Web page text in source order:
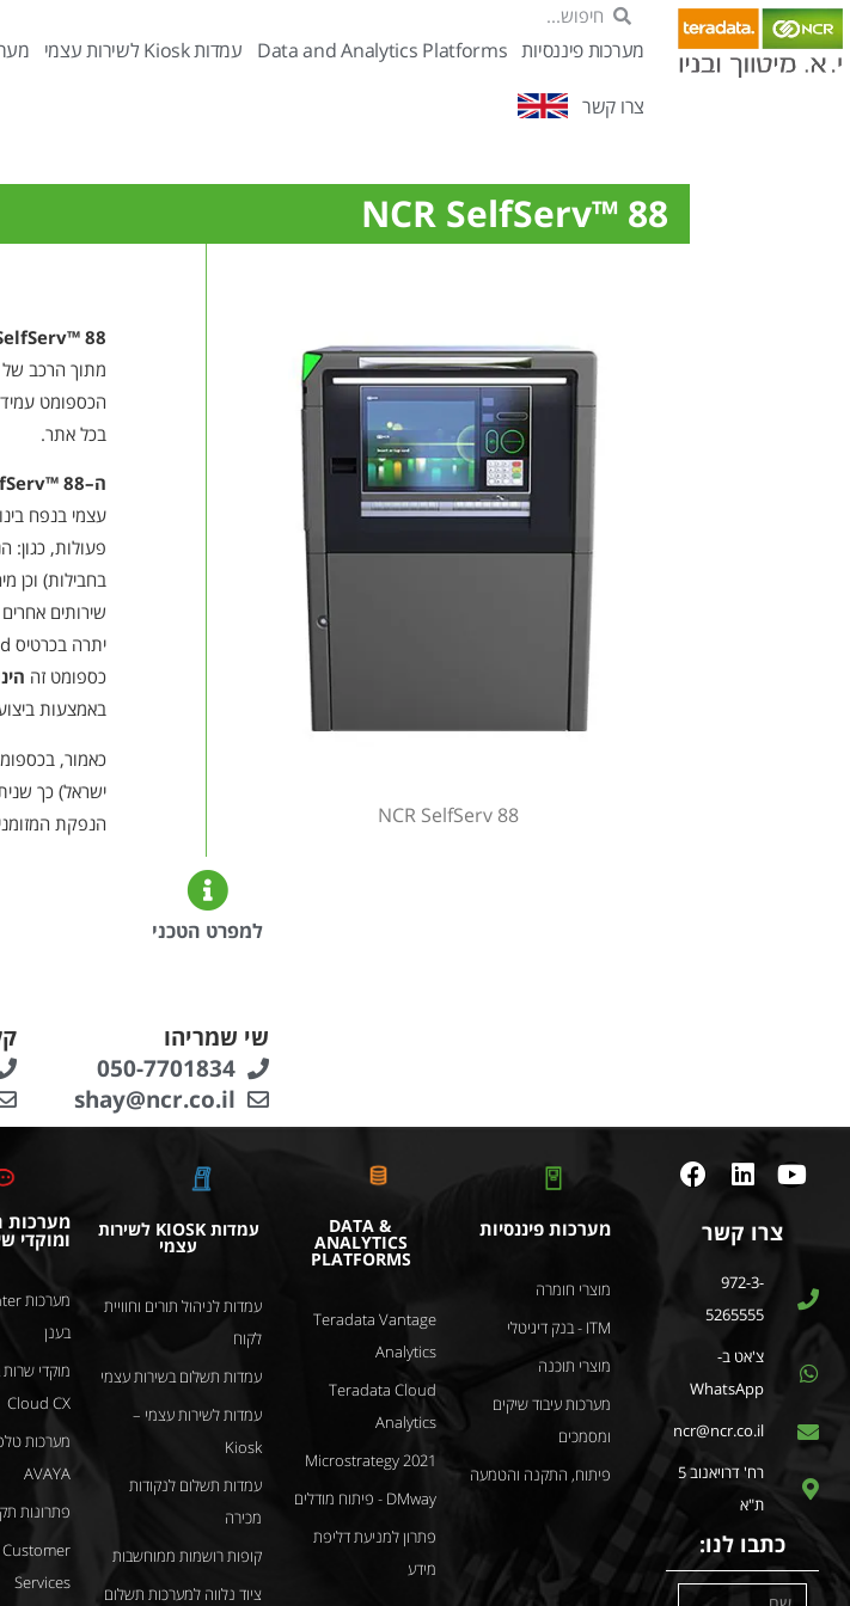
מערכות פיננסיות Data and Analytics Platforms עמדות Kiosk לשירות עצמי
צרו קשר
NCR SelfServ™ 88
NCR SelfServ 88
88
מתוך הרכב
הכספומט עמיד
בכל אתר.
ה–SelfServ™ 88
עצמי בנפח
פעולות,
בחבילות) וכן
שירותים
יתרה בכרטיס Pre-paid, משיכת מזומנים באמצעות טלפון נייד ועוד.
כספומט זה
באמצעות ביצוע
כאמור,
ישראל) כך
הנפקת
למפרט הטכני
שי שמריהו
050-7701834
shay@ncr.co.il
צרו קשר
972-3-
5265555
צ'אט ב-
WhatsApp
ncr@ncr.co.il
רח' דרויאנוב 5
ת"א
כתבו לנו:
מערכות פיננסיות
מוצרי חומרה
ITM - בנק דיגיטלי
מוצרי תוכנה
מערכות עיבוד שיקים
ומסמכים
פיתוח, התקנה והטמעה
DATA &
ANALYTICS
PLATFORMS
Teradata Vantage
Analytics
Teradata Cloud
Analytics
Microstrategy 2021
DMway - פיתוח מודלים
פתרון למניעת דליפת
מידע
עמדות KIOSK לשירות
עצמי
עמדות לניהול תורים וחוויית
לקוח
עמדות תשלום בשירות עצמי
עמדות לשירות עצמי –
Kiosk
עמדות תשלום לנקודות
מכירה
קופות רושמות ממוחשבות
ציוד נלווה למערכות תשלום
מערכות
ומוקדי
בענן
Cloud CX
מערכות
AVAYA
פתרונות
Services